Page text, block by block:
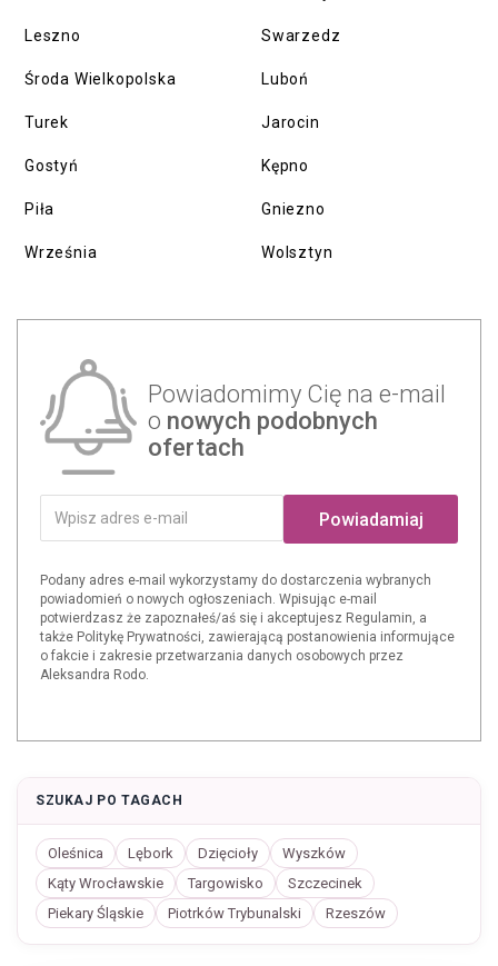
Leszno
Środa Wielkopolska
Turek
Gostyń
Piła
Września
Swarzedz
Luboń
Jarocin
Kępno
Gniezno
Wolsztyn
Powiadomimy Cię na e-mail
o nowych podobnych
ofertach
Powiadamiaj
Podany adres e-mail wykorzystamy do dostarczenia wybranych
powiadomień o nowych ogłoszeniach. Wpisując e-mail
potwierdzasz że zapoznałeś/aś się i akceptujesz Regulamin, a
także Politykę Prywatności, zawierającą postanowienia informujące
o fakcie i zakresie przetwarzania danych osobowych przez
Aleksandra Rodo.
SZUKAJ PO TAGACH
Oleśnica Lębork Dzięcioły
Wyszków
Kąty Wrocławskie
Targowisko
Szczecinek
Piekary Śląskie
Piotrków Trybunalski Rzeszów